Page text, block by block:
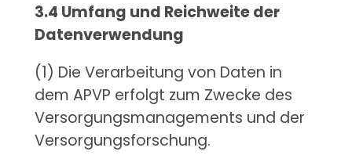
3.4 Umfang und Reichweite der
Datenverwendung
(1) Die Verarbeitung von Daten in
dem APVP erfolgt zum Zwecke des
Versorgungsmanagements und der
Versorgungsforschung.